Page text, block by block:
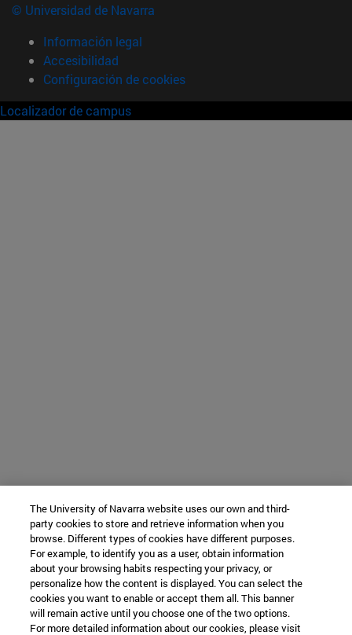
© Universidad de Navarra
Información legal
Accesibilidad
Configuración de cookies
Localizador de campus
The University of Navarra website uses our own and third-
party cookies to store and retrieve information when you
browse. Different types of cookies have different purposes.
For example, to identify you as a user, obtain information
about your browsing habits respecting your privacy, or
personalize how the content is displayed. You can select the
cookies you want to enable or accept them all. This banner
will remain active until you choose one of the two options.
For more detailed information about our cookies, please visit